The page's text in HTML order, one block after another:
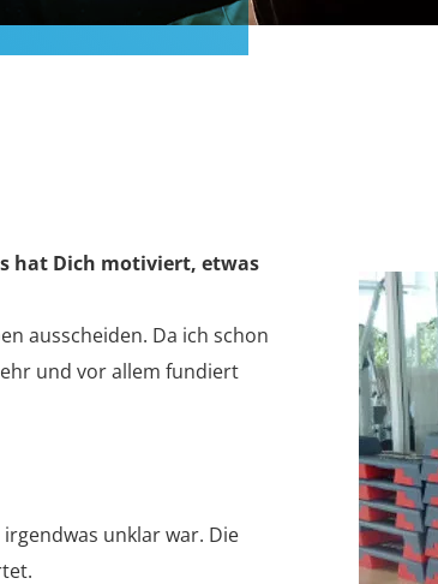
hat Dich motiviert, etwas
ausscheiden. Da ich schon
und vor allem fundiert
unklar war. Die